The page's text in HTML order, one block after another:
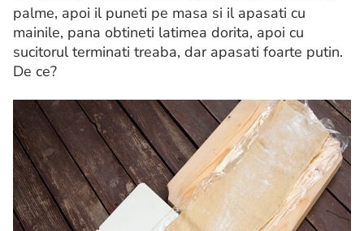
palme, apoi il puneti pe masa si il apasati cu
mainile, pana obtineti latimea dorita, apoi cu
sucitorul terminati treaba, dar apasati foarte putin.
De ce?